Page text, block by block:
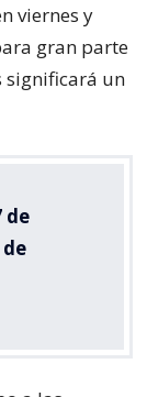
viernes y
gran parte
significará un
de